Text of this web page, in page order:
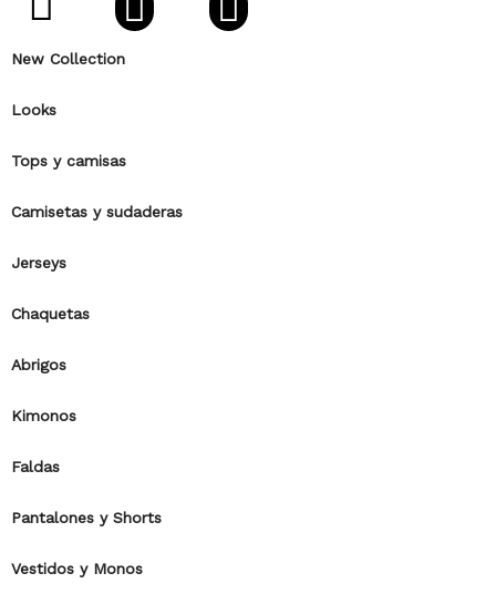
New Collection
Looks
Tops y camisas
Camisetas y sudaderas
Jerseys
Chaquetas
Abrigos
Kimonos
Faldas
Pantalones y Shorts
Vestidos y Monos